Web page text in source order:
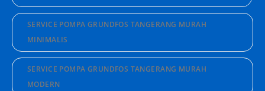
SERVICE POMPA GRUNDFOS TANGERANG MURAH
MINIMALIS
SERVICE POMPA GRUNDFOS TANGERANG MURAH
MODERN